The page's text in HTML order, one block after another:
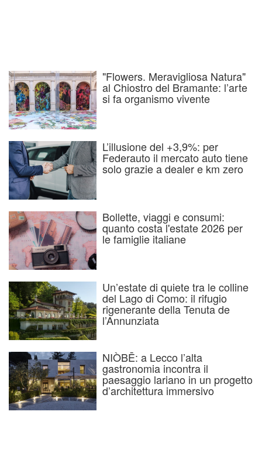
"Flowers. Meravigliosa Natura"
al Chiostro del Bramante: l’arte
si fa organismo vivente
L’illusione del +3,9%: per
Federauto il mercato auto tiene
solo grazie a dealer e km zero
Bollette, viaggi e consumi:
quanto costa l'estate 2026 per
le famiglie italiane
Un’estate di quiete tra le colline
del Lago di Como: il rifugio
rigenerante della Tenuta de
l’Annunziata
NIÒBĒ: a Lecco l’alta
gastronomia incontra il
paesaggio lariano in un progetto
d’architettura immersivo